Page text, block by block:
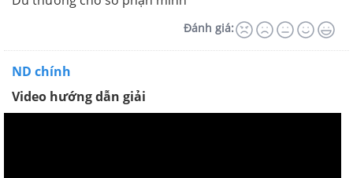
Đánh giá:
ND chính
Video hướng dẫn giải